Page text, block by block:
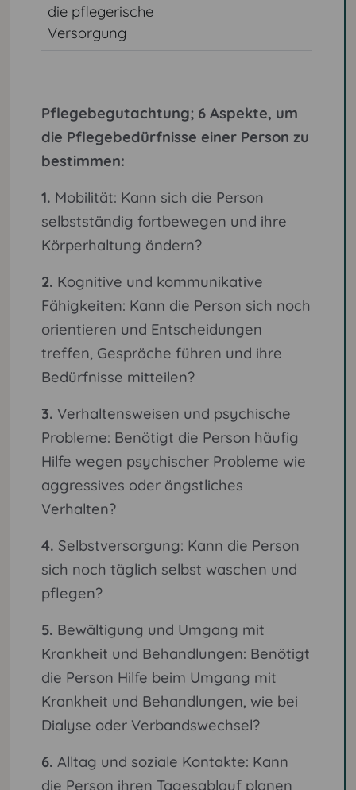
die pflegerische
Versorgung
Pflegebegutachtung; 6 Aspekte, um
die Pflegebedürfnisse einer Person zu
bestimmen:
1. Mobilität: Kann sich die Person
selbstständig fortbewegen und ihre
Körperhaltung ändern?
2. Kognitive und kommunikative
Fähigkeiten: Kann die Person sich noch
orientieren und Entscheidungen
treffen, Gespräche führen und ihre
Bedürfnisse mitteilen?
3. Verhaltensweisen und psychische
Probleme: Benötigt die Person häufig
Hilfe wegen psychischer Probleme wie
aggressives oder ängstliches
Verhalten?
4. Selbstversorgung: Kann die Person
sich noch täglich selbst waschen und
pflegen?
5. Bewältigung und Umgang mit
Krankheit und Behandlungen: Benötigt
die Person Hilfe beim Umgang mit
Krankheit und Behandlungen, wie bei
Dialyse oder Verbandswechsel?
6. Alltag und soziale Kontakte: Kann
die Person ihren Tagesablauf planen